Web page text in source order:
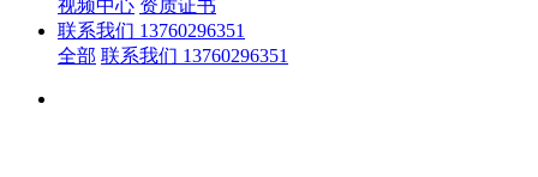
视频中心 资质证书
联系我们 13760296351
全部 联系我们 13760296351